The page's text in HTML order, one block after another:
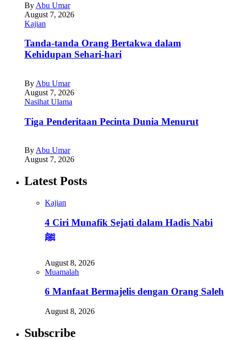
By Abu Umar
August 7, 2026
Kajian
Tanda-tanda Orang Bertakwa dalam
Kehidupan Sehari-hari
By Abu Umar
August 7, 2026
Nasihat Ulama
Tiga Penderitaan Pecinta Dunia Menurut
ByAbu Umar
August 7, 2026
Latest Posts
Kajian
4 Ciri Munafik Sejati dalam Hadis Nabi
ﷺ
August 8, 2026
Muamalah
6 Manfaat Bermajelis dengan Orang Saleh
August 8, 2026
Subscribe